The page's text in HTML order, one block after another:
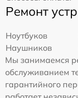
Ремонт
Ноутбуков
Наушников
Мы занимаемся
обслуживанием
гарантийного